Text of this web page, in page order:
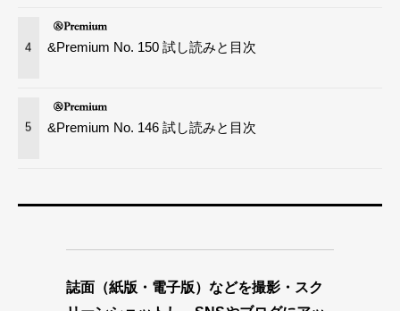
4 &Premium No. 150 試し読みと目次
5 &Premium No. 146 試し読みと目次
誌面（紙版・電子版）などを撮影・スク